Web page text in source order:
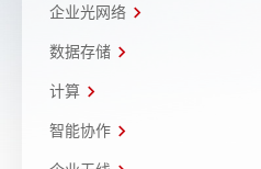
企业光网络
数据存储
计算
智能协作